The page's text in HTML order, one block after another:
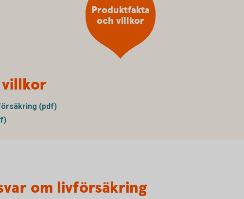
Produktfakta
och villkor
(pdf)
om livförsäkring